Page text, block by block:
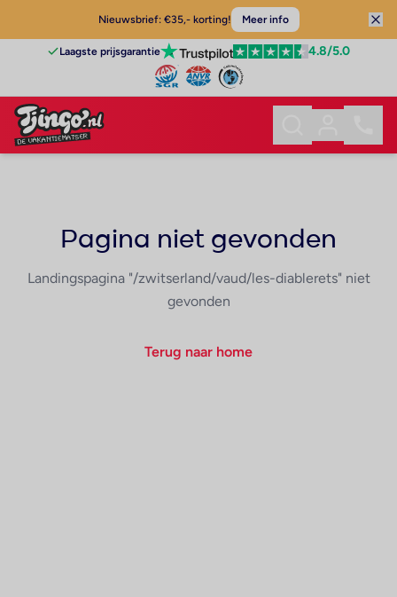
Nieuwsbrief: €35,- korting! Meer info
Laagste prijsgarantie 4.8/5.0
Pagina niet gevonden
Landingspagina "/zwitserland/vaud/les-diablerets" niet
gevonden
Terug naar home